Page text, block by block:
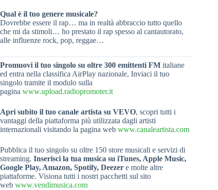
Qual è il tuo genere musicale?
Dovrebbe essere il rap… ma in realtà abbraccio tutto quello
che mi da stimoli… ho prestato il rap spesso al cantautorato,
alle influenze rock, pop, reggae…
Promuovi il tuo singolo su oltre 300 emittenti FM italiane
ed entra nella classifica AirPlay nazionale, Inviaci il tuo
singolo tramite il modulo sulla
pagina www.upload.radiopromoter.it
Apri subito il tuo canale artista su VEVO, scopri tutti i
vantaggi della piattaforma più utilizzata dagli artisti
internazionali visitando la pagina web www.canaleartista.com
Pubblica il tuo singolo su oltre 150 store musicali e servizi di
streaming. Inserisci la tua musica su iTunes, Apple Music,
Google Play, Amazon, Spotify, Deezer e molte altre
piattaforme. Visiona tutti i nostri pacchetti sul sito
web www.vendimusica.com